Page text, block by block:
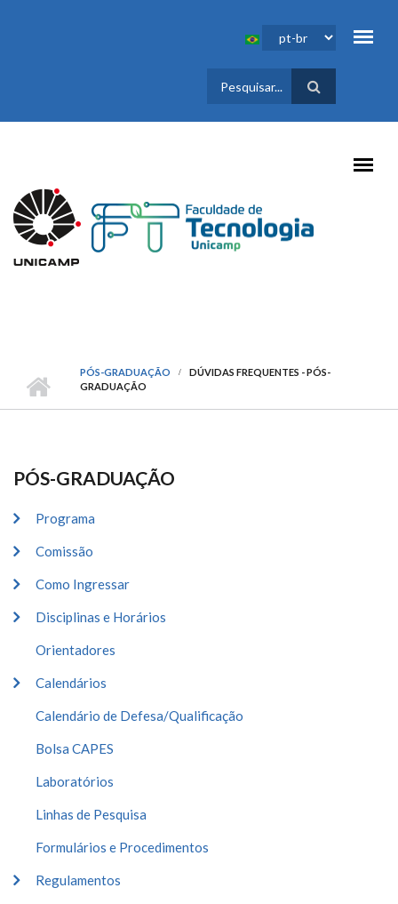
FORMULÁRIO
DE BUSCA
PÓS-GRADUAÇÃO
DÚVIDAS FREQUENTES - PÓS-
GRADUAÇÃO
PÓS-GRADUAÇÃO
Programa
Comissão
Como Ingressar
Disciplinas e Horários
Orientadores
Calendários
Calendário de Defesa/Qualificação
Bolsa CAPES
Laboratórios
Linhas de Pesquisa
Formulários e Procedimentos
Regulamentos